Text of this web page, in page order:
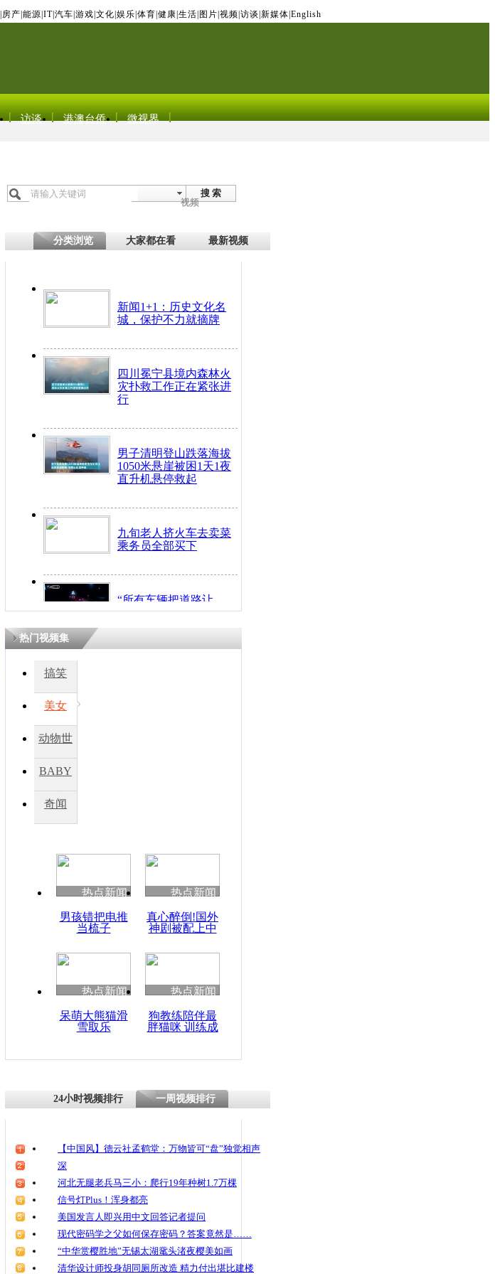
房产 能源 IT| 汽车 游戏 文化 娱乐 体育 健康 生活 图片 视频 访谈 新媒体 English
访谈 港澳台侨 微视界
搜 索
视频
分类浏览 大家都在看 最新视频
新闻1+1：历史文化名
城，保护不力就摘牌
四川冕宁县境内森林火
灾扑救工作正在紧张进
行
男子清明登山跌落海拔
1050米悬崖被困1天1夜
直升机悬停救起
九旬老人挤火车去卖菜
乘务员全部买下
“所有车辆把道路让
开！”儿童突发疾病交
因
度苗族花山节
魂
热门视频集
搞笑
美女
动物世
BABY
秀
奇闻
热点新闻
男孩错把电推
当梳子
热点新闻
真心醉倒!国外
神剧被配上中
热点新闻
呆萌大熊猫滑
雪取乐
热点新闻
狗教练陪伴最
胖猫咪 训练成
24小时视频排行 一周视频排行
【中国风】德云社孟鹤堂：万物皆可“盘”独觉相声
深
河北无腿老兵马三小：爬行19年种树1.7万棵
信号灯Plus！浑身都亮
美国发言人即兴用中文回答记者提问
现代密码学之父如何保存密码？答案竟然是……
“中华赏樱胜地”无锡太湖鼋头渚夜樱美如画
清华设计师投身胡同厕所改造 精力付出堪比建楼